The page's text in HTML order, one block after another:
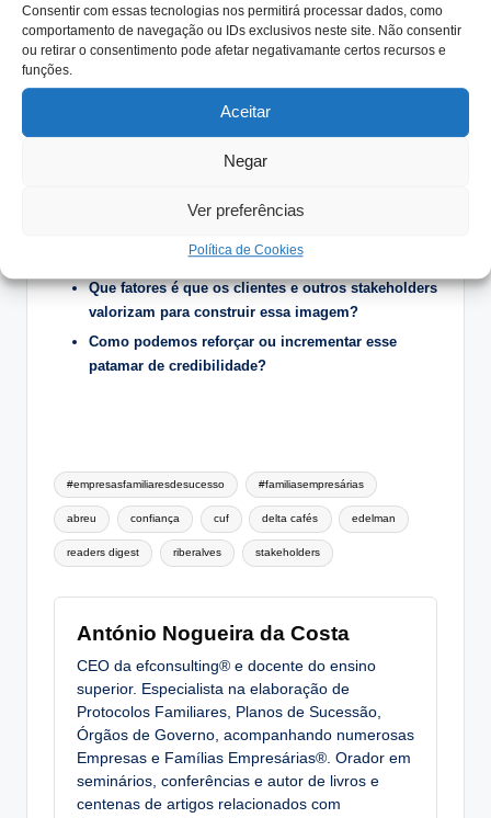
Consentir com essas tecnologias nos permitirá processar dados, como
comportamento de navegação ou IDs exclusivos neste site. Não consentir
ou retirar o consentimento pode afetar negativamante certos recursos e
funções.
Aceitar
Negar
Ver preferências
Política de Cookies
Riberalves– no negócio do bacalhau, desde 1985,
pelas mãos da família Alves.
vantagens comparativas das empresas familiares é a
Que fatores é que os clientes e outros stakeholders
valorizam para construir essa imagem?
Como podemos reforçar ou incrementar esse
patamar de credibilidade?
Tags:
#empresasfamiliaresdesucesso #familiasempresárias
abreu confiança cuf delta cafés edelman
readers digest riberalves stakeholders
António Nogueira da Costa
CEO da efconsulting® e docente do ensino
superior. Especialista na elaboração de
Protocolos Familiares, Planos de Sucessão,
Órgãos de Governo, acompanhando numerosas
Empresas e Famílias Empresárias®. Orador em
seminários, conferências e autor de livros e
centenas de artigos relacionados com